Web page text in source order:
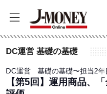
DC運営 基礎の基礎
DC運営 基礎の基礎〜担当2年
【第5回】運用商品、